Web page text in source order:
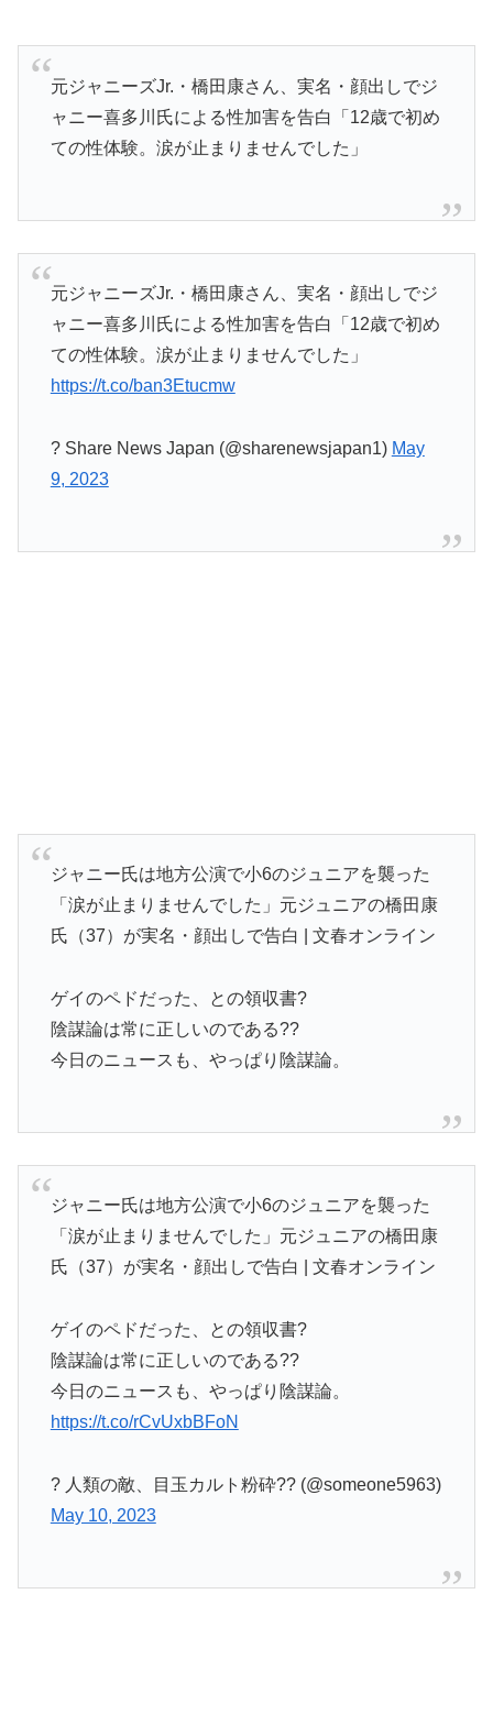
元ジャニーズJr.・橋田康さん、実名・顔出しでジ
ャニー喜多川氏による性加害を告白「12歳で初め
ての性体験。涙が止まりませんでした」
元ジャニーズJr.・橋田康さん、実名・顔出しでジ
ャニー喜多川氏による性加害を告白「12歳で初め
ての性体験。涙が止まりませんでした」
https://t.co/ban3Etucmw
? Share News Japan (@sharenewsjapan1) May
9, 2023
ジャニー氏は地方公演で小6のジュニアを襲った
「涙が止まりませんでした」元ジュニアの橋田康
氏（37）が実名・顔出しで告白 | 文春オンライン
ゲイのペドだった、との領収書?
陰謀論は常に正しいのである??
今日のニュースも、やっぱり陰謀論。
ジャニー氏は地方公演で小6のジュニアを襲った
「涙が止まりませんでした」元ジュニアの橋田康
氏（37）が実名・顔出しで告白 | 文春オンライン
ゲイのペドだった、との領収書?
陰謀論は常に正しいのである??
今日のニュースも、やっぱり陰謀論。
https://t.co/rCvUxbBFoN
? 人類の敵、目玉カルト粉砕?? (@someone5963)
May 10, 2023